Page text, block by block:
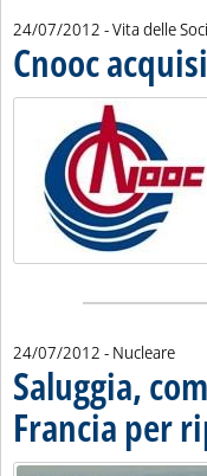
24/07/2012 - Vita delle
Cnooc
24/07/2012 - Nucleare
Saluggia,
Francia per